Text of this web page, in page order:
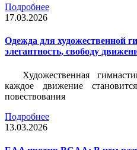
Подробнее
17.03.2026
Одежда для художественной
элегантность, свободу
Художественная
каждое движение
повествования
Подробнее
13.03.2026